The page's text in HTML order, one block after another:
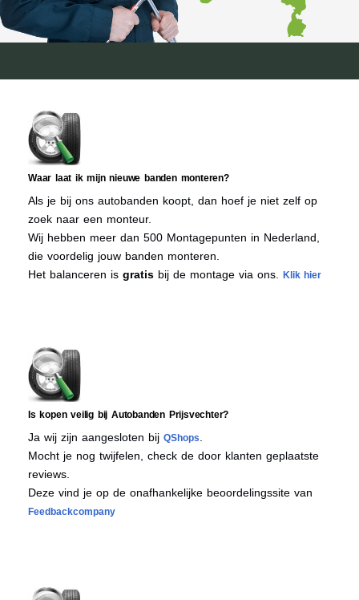
Waar laat ik mijn nieuwe banden monteren?
Als je bij ons autobanden koopt, dan hoef je niet zelf op
zoek naar een monteur.
Wij hebben meer dan 500 Montagepunten in Nederland,
die voordelig jouw banden monteren.
Het balanceren is gratis bij de montage via ons. Klik hier
Is kopen veilig bij Autobanden Prijsvechter?
Ja wij zijn aangesloten bij QShops
Mocht je nog twijfelen, check de door klanten geplaatste
reviews.
Deze vind je op de onafhankelijke beoordelingssite van
Feedbackcompany